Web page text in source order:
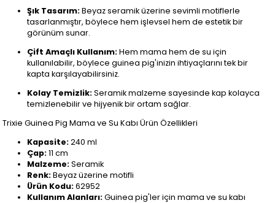
Şık Tasarım:Beyaz seramik üzerine sevimli motiflerle
tasarlanmıştır, böylece hem işlevsel hem de estetik bir
görünüm sunar.
Çift Amaçlı Kullanım:Hem mama hem de su için
kullanılabilir, böylece guinea pig'inizin ihtiyaçlarını tek bir
kapta karşılayabilirsiniz.
Kolay Temizlik:Seramik malzeme sayesinde kap kolayca
temizlenebilir ve hijyenik bir ortam sağlar.
Trixie Guinea Pig Mama ve Su Kabı Ürün Özellikleri
Kapasite:240 ml
Çap:11 cm
Malzeme:Seramik
Renk:Beyaz üzerine motifli
Ürün Kodu:62952
Kullanım Alanları:Guinea pig'ler için mama ve su kabı